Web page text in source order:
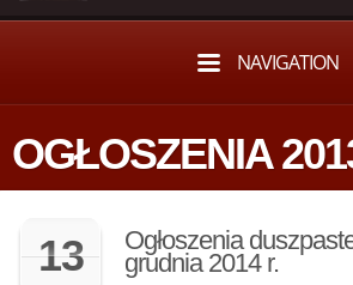
NAVIGATION
OGŁOSZENIA
13 Ogłoszenia
grudnia 2014 r.